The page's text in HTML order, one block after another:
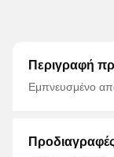
Περιγραφή
Εμπνευσμένο
Τεχνολογία
ανακυκλωμένος